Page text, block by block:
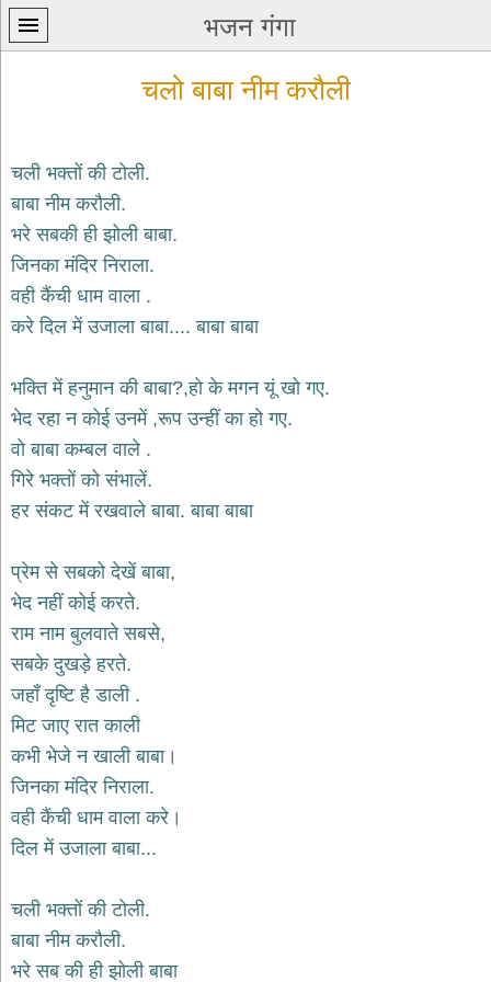
भजन गंगा
प्रथम
पन्ना
कृष्ण
भजन
krishna
शिव
भजन
bhajans
हनुमान
भजन
साईं
भजन
bhajans
जैन
भजन
jain
bhajans
भजन
durga
bhajans
ganesh
राम
चलो बाबा नीम करौली
चली भक्तों की टोली.
बाबा नीम करौली.
भरे सबकी ही झोली बाबा.
जिनका मंदिर निराला.
वही कैंची धाम वाला .
करे दिल में उजाला बाबा.... बाबा बाबा
भक्ति में हनुमान की बाबा?,हो के मगन यूं खो गए.
भेद रहा न कोई उनमें ,रूप उन्हीं का हो गए.
वो बाबा कम्बल वाले .
गिरे भक्तों को संभालें.
हर संकट में रखवाले बाबा. बाबा बाबा
प्रेम से सबको देखें बाबा,
भेद नहीं कोई करते.
राम नाम बुलवाते सबसे,
सबके दुखड़े हरते.
जहाँ दृष्टि है डाली .
मिट जाए रात काली
कभी भेजे न खाली बाबा।
जिनका मंदिर निराला.
वही कैंची धाम वाला करे।
दिल में उजाला बाबा...
चली भक्तों की टोली.
बाबा नीम करौली.
भरे सब की ही झोली बाबा